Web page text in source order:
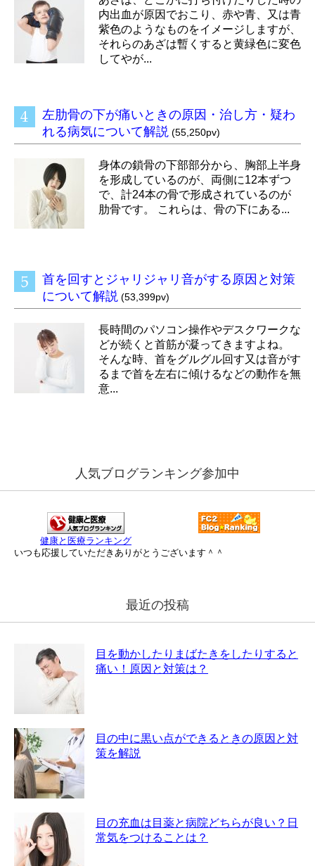
内出血が原因でおこり、赤や青、又は青
紫色のようなものをイメージしますが、
それらのあざは暫くすると黄緑色に変色
してやが...
左肋骨の下が痛いときの原因・治し方・疑わ
れる病気について解説 (55,250pv)
身体の鎖骨の下部部分から、胸部上半身
を形成しているのが、両側に12本ずつ
で、計24本の骨で形成されているのが
肋骨です。 これらは、骨の下にある...
首を回すとジャリジャリ音がする原因と対策
について解説 (53,399pv)
長時間のパソコン操作やデスクワークな
どが続くと首筋が凝ってきますよね。
そんな時、首をグルグル回す又は音がす
るまで首を左右に傾けるなどの動作を無
意...
人気ブログランキング参加中
健康と医療ランキング
いつも応援していただきありがとうございます＾＾
最近の投稿
目を動かしたりまばたきをしたりすると
痛い！原因と対策は？
目の中に黒い点ができるときの原因と対
策を解説
目の充血は目薬と病院どちらが良い？日
常気をつけることは？